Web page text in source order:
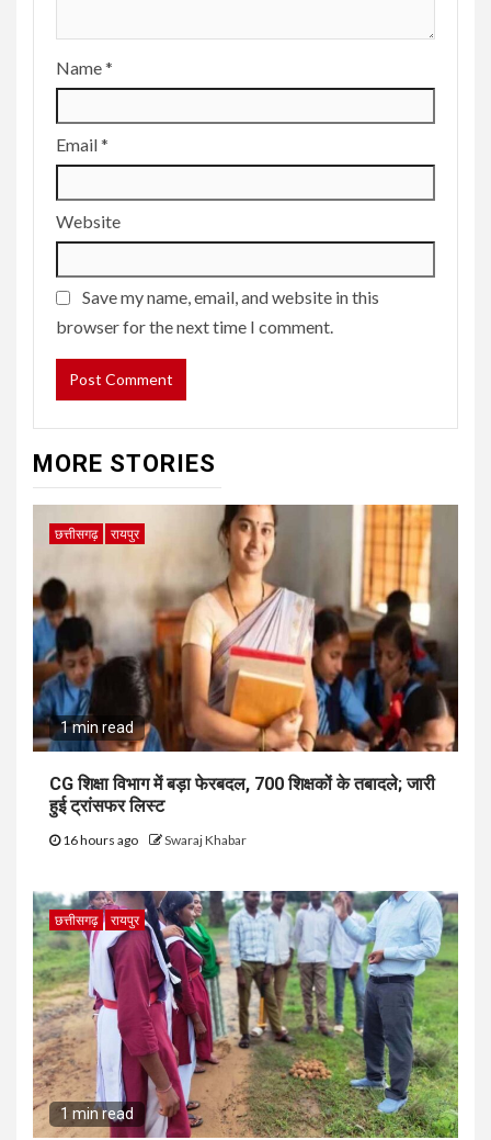
Name*
Email*
Website
Save my name, email, and website in this
browser for the next time I comment.
MORE STORIES
छत्तीसगढ़ रायपुर
1 min read
CG शिक्षा विभाग में बड़ा फेरबदल, 700 शिक्षकों के तबादले; जारी
हुई ट्रांसफर लिस्ट
16 hours ago Swaraj Khabar
छत्तीसगढ़ रायपुर
1 min read